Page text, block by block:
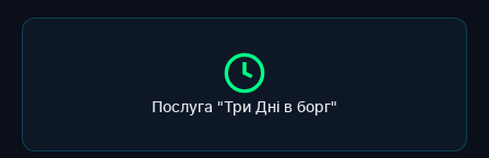
Послуга "Три Дні в борг"